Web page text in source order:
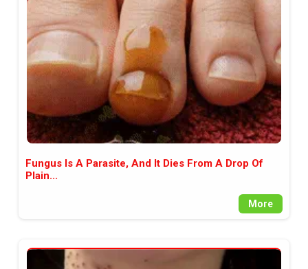
аудитория, затова държим на
прозрачност и коректност от
наша страна. Поднасяме ви
новините такива, каквито са. В
пълния си потенциал.
Fungus Is A Parasite, And It Dies From A Drop Of
Plain...
More